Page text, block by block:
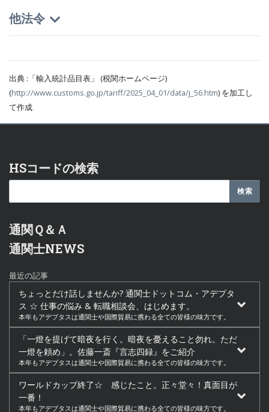
他法令
出典 :「輸入統計品目表」 (税関ホームページ)
(http://www.customs.go.jp/tariff/2025_04_01/data/j_56.htm) を加工し
て作成
HSコードの検索
通関Ｑ＆Ａ
通関士NEWS
最近の記事
ちょっとだけ話しませんか? 通関士ドットコム・アデプタ
ス ☆ 仕事の悩み & 転職相談会、はじめます。
本年もアデプタスは通関士や国際貿易に携わる全ての皆様の味方です。
「一燈を提げて暗夜を行く。暗夜を憂えること勿れ。ただ
一燈を頼め」。佐藤一斎『言志四録』をご紹介
本年もアデプタスは通関士や国際貿易に携わる全ての皆様の味方です。
ワールドカップ終了☆ 感じたこと。正々堂々！真面目が
一番！
本年もアデプタスは通関士や国際貿易に携わる全ての皆様の味方です。